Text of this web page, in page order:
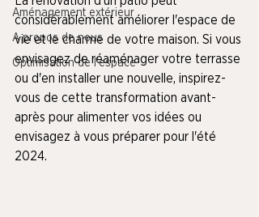
Aménagement extérieur
A propos de nous
Optimisation de l'espace
considérablement améliorer l'espace de
vie et le charme de votre maison. Si vous
envisagez de réaménager votre terrasse
ou d'en installer une nouvelle, inspirez-
vous de cette transformation avant-
après pour alimenter vos idées ou
envisagez à vous préparer pour l'été
2024.